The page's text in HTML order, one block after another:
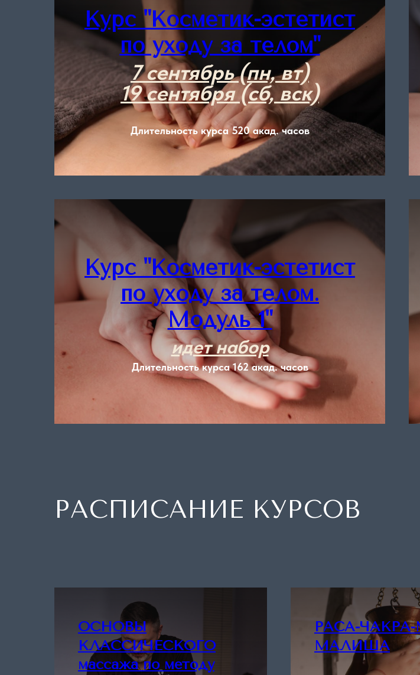
Курс "Косметик-эстетист
по уходу за телом"
7 сентябрь (пн, вт)
19 сентября (сб, вск)
Длительность курса 520 акад. часов
Подробнее
Курс "Косметик-эстетист
по уходу за телом.
Модуль 1"
идет набор
Длительность курса 162 акад. часов
Подробнее
РАСПИСАНИЕ КУРСОВ
ОСНОВЫ
КЛАССИЧЕСКОГО
массажа по методу
РАСА-
МАЛИША